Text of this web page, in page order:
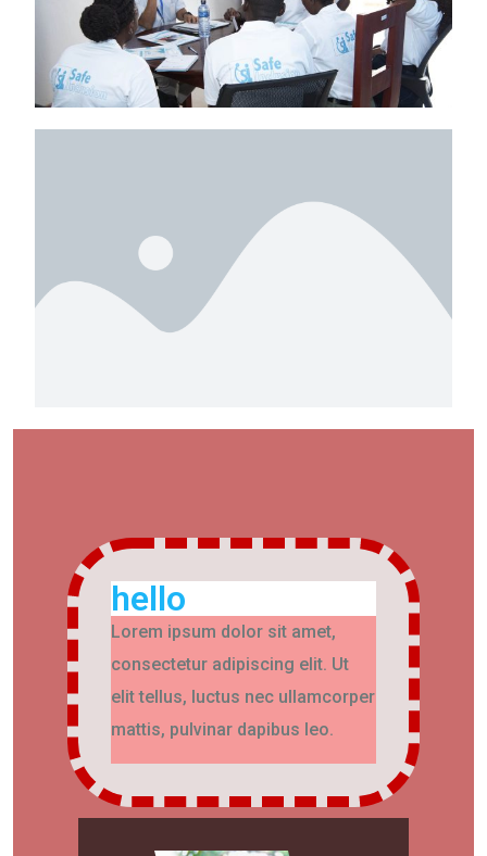
hello
Lorem ipsum dolor sit amet,
consectetur adipiscing elit. Ut
elit tellus, luctus nec ullamcorper
mattis, pulvinar dapibus leo.